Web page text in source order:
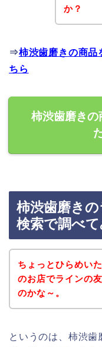
か？
⇒柿渋歯磨きの商品
ちら
柿渋歯磨きの
柿渋歯磨き
検索で調べて
ちょっとひらめい
のお店でラインの
のかな～。
というのは、柿渋